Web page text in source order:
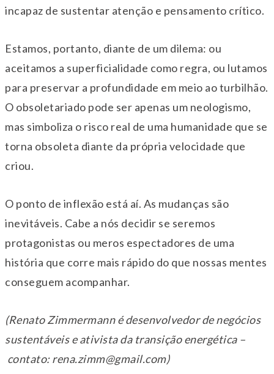
incapaz de sustentar atenção e pensamento crítico.
Estamos, portanto, diante de um dilema: ou
aceitamos a superficialidade como regra, ou lutamos
para preservar a profundidade em meio ao turbilhão.
O obsoletariado pode ser apenas um neologismo,
mas simboliza o risco real de uma humanidade que se
torna obsoleta diante da própria velocidade que
criou.
O ponto de inflexão está aí. As mudanças são
inevitáveis. Cabe a nós decidir se seremos
protagonistas ou meros espectadores de uma
história que corre mais rápido do que nossas mentes
conseguem acompanhar.
(Renato Zimmermann é desenvolvedor de negócios
sustentáveis e ativista da transição energética –
contato: rena.zimm@gmail.com)